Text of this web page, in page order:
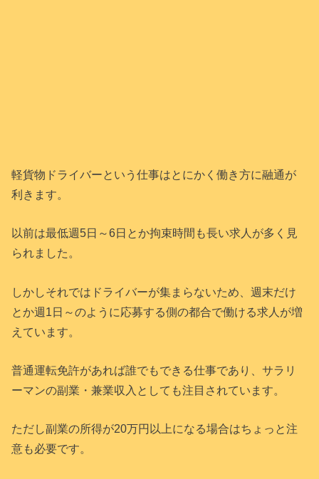
軽貨物ドライバーという仕事はとにかく働き方に融通が
利きます。
以前は最低週5日～6日とか拘束時間も長い求人が多く見
られました。
しかしそれではドライバーが集まらないため、週末だけ
とか週1日～のように応募する側の都合で働ける求人が増
えています。
普通運転免許があれば誰でもできる仕事であり、サラリ
ーマンの副業・兼業収入としても注目されています。
ただし副業の所得が20万円以上になる場合はちょっと注
意も必要です。